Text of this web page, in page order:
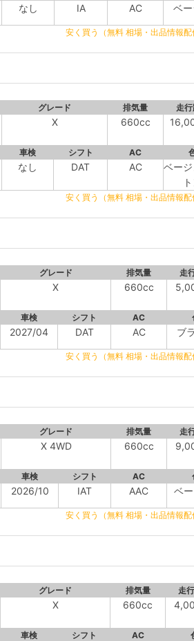
なし IA AC ベー
安く買う（無料 相場・出品情報配
グレード 排気量 走
X 660cc
車検 シフト AC
なし DAT AC
ベー
安く買う（無料 相場・出品情報配
グレード 排気量 走
X 660cc
車検 シフト AC
2027/04 DAT AC ブ
安く買う（無料 相場・出品情報配
グレード 排気量 走
X 4WD 660cc
車検 シフト AC
2026/10 IAT AAC ベ
安く買う（無料 相場・出品情報配
グレード 排気量 走
X 660cc
車検 シフト AC